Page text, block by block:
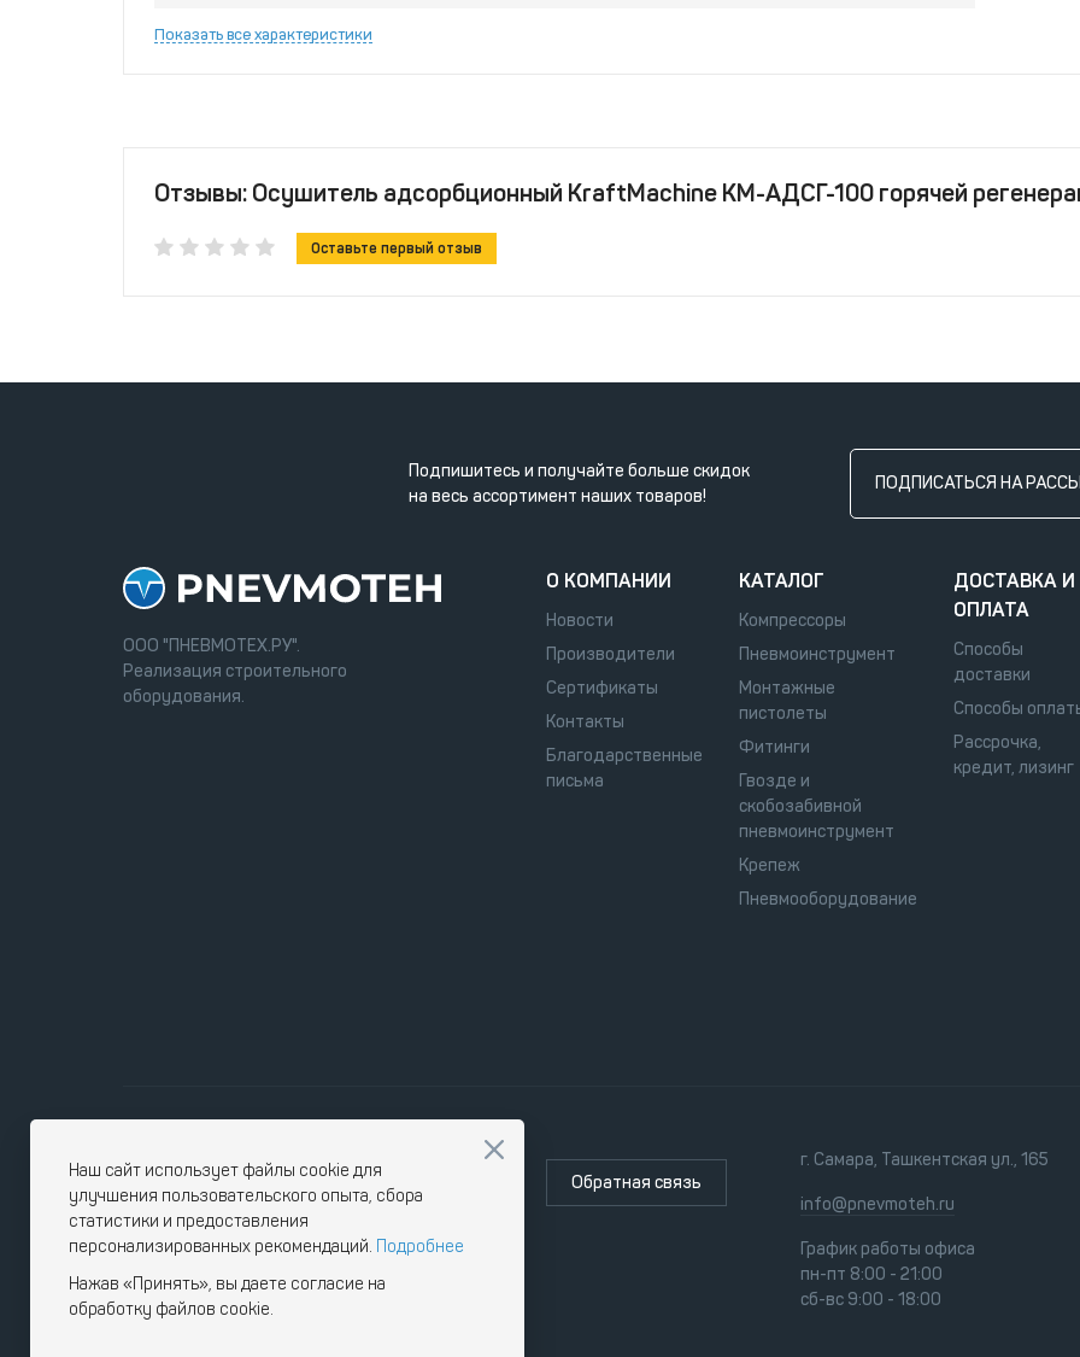
Показать все характеристики
Отзывы: Осушитель адсорбционный KraftMachine КМ-АДСГ-100 горячей
Оставьте первый отзыв
Подпишитесь и получайте больше скидок
на весь ассортимент наших товаров!
ПОДПИСАТЬСЯ НА
ООО "ПНЕВМОТЕХ.РУ".
Реализация строительного
оборудования.
О КОМПАНИИ
Новости
Производители
Сертификаты
Контакты
Благодарственные
письма
КАТАЛОГ
Компрессоры
Пневмоинструмент
Монтажные
пистолеты
Фитинги
Гвозде и
скобозабивной
пневмоинструмент
Крепеж
Пневмооборудование
ДОСТАВКА И
ОПЛАТА
Способы
доставки
Способы
Рассрочка,
кредит, лизинг
Обратная связь
г. Самара, Ташкентская ул., 165
info@pnevmoteh.ru
График работы офиса
пн-пт 8:00 - 21:00
сб-вс 9:00 - 18:00
Наш сайт использует файлы cookie для
улучшения пользовательского опыта, сбора
статистики и предоставления
персонализированных рекомендаций. Подробнее
Нажав «Принять», вы даете согласие на
обработку файлов cookie.